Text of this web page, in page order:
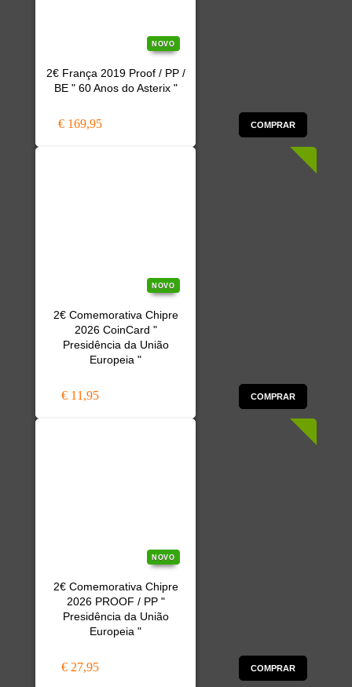
NOVO
2€ França 2019 Proof / PP /
BE " 60 Anos do Asterix "
€ 169,95 COMPRAR
NOVO
2€ Comemorativa Chipre
2026 CoinCard "
Presidência da União
Europeia "
€ 11,95 COMPRAR
NOVO
2€ Comemorativa Chipre
2026 PROOF / PP "
Presidência da União
Europeia "
€ 27,95 COMPRAR